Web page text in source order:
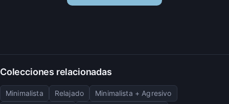
Colecciones relacionadas
Minimalista Relajado
Minimalista + Agresivo